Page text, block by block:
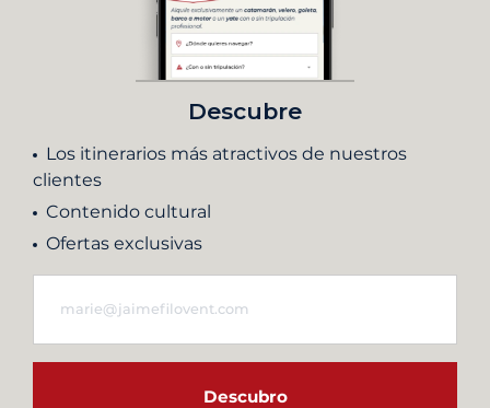
Descubre
Los itinerarios más atractivos de nuestros
clientes
Contenido cultural
Ofertas exclusivas
Descubro